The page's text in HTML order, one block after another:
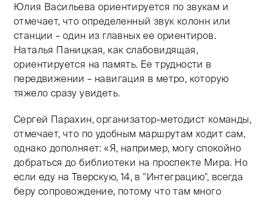
Юлия Васильева ориентируется по звукам и
отмечает, что определенный звук колонн или
станции – один из главных ее ориентиров.
Наталья Паницкая, как слабовидящая,
ориентируется на память. Ее трудности в
передвижении – навигация в метро, которую
тяжело сразу увидеть.
Сергей Парахин, организатор-методист команды,
отмечает, что по удобным маршрутам ходит сам,
однако дополняет: «Я, например, могу спокойно
добраться до библиотеки на проспекте Мира. Но
если еду на Тверскую, 14, в "Интеграцию", всегда
беру сопровождение, потому что там много